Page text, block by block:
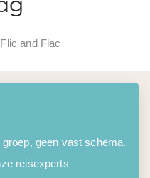
and Flac
geen vast schema.
reisexperts